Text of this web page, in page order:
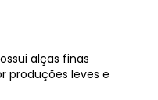
alças finas
produções leves e